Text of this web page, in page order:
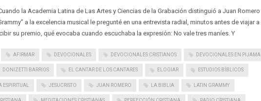
la Academia Latina de Las Artes y Ciencias de la Grabación distinguió a Juan Romero
a la excelencia musical le pregunté en una entrevista radial, minutos antes de viajar a
su premio, qué evocaba cuando escuchaba la expresión: No vale tres maníes. Y
AFIRMAR DEVOCIONALES DEVOCIONALES CRISTIANOS DEVOCIONALES EN PIJAMA
DONIZETTI BARRIOS EL CANTAR DE LOS CANTARES ELOGIAR ESTUDIOS BÍBLICOS
JESUCRISTO JUAN ROMERO LA BIBLIA LATIN GRAMMY